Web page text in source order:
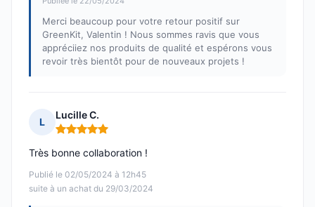
Merci beaucoup pour votre retour positif sur
GreenKit, Valentin ! Nous sommes ravis que vous
appréciiez nos produits de qualité et espérons vous
revoir très bientôt pour de nouveaux projets !
L
Lucille C.
Note : 5 sur 5
Publié le 02/05/2024 à 12h45
suite à un achat du 29/03/2024
Très bonne collaboration !